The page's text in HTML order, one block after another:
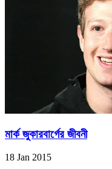
মার্ক জুকারবার্গের জীবনী
18 Jan 2015